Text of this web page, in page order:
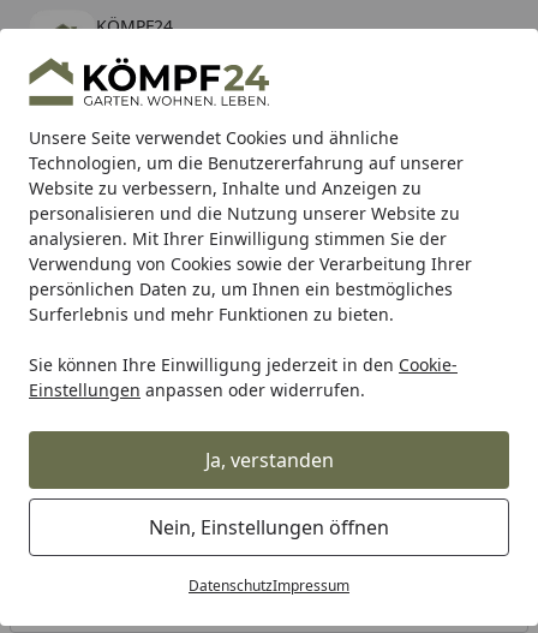
Unsere Seite verwendet Cookies und ähnliche
Technologien, um die Benutzererfahrung auf unserer
Website zu verbessern, Inhalte und Anzeigen zu
personalisieren und die Nutzung unserer Website zu
analysieren. Mit Ihrer Einwilligung stimmen Sie der
Verwendung von Cookies sowie der Verarbeitung Ihrer
persönlichen Daten zu, um Ihnen ein bestmögliches
Surferlebnis und mehr Funktionen zu bieten.
Sie können Ihre Einwilligung jederzeit in den Cookie-
Einstellungen anpassen oder widerrufen.
Ja, verstanden
Nein, Einstellungen öffnen
DatenschutzImpressum
KÖMPF24
kostenlos - Im App Store
Hotline
Alle Produkte
Mein Konto
Suchen
Karibu Pools inkl. gratis Sandfilteranlage & Pool-
Starterset (Gesamtwert bis 468,99€)
Startseite
Paulmann Innenleuchten Einbauleuchten Zubehör
Zubehör für Einbauleuchten
Ihre Artikelübersicht
Kategorien